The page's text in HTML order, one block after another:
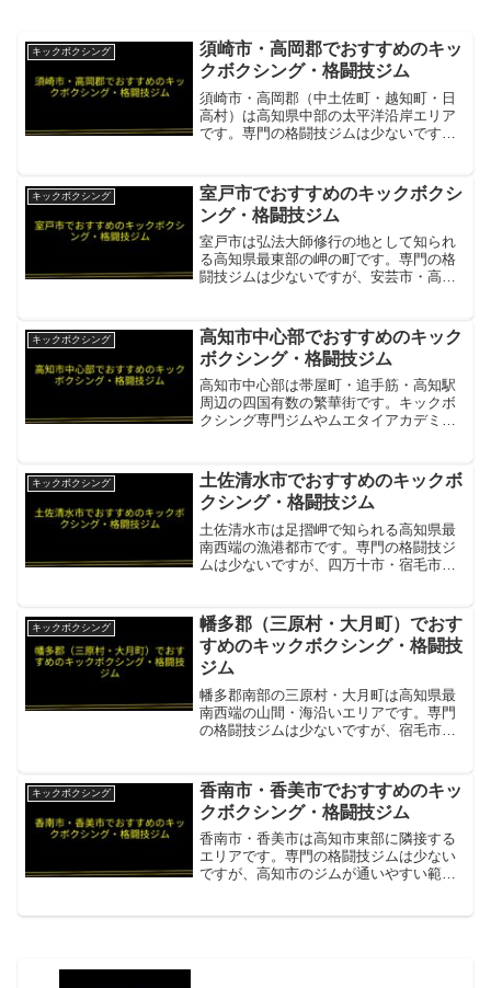
キックボクシング
須崎市・高岡郡でおすすめのキッ
クボクシング・格闘技ジム
須崎市・高岡郡（中土佐町・越知町・日
高村）は高知県中部の太平洋沿岸エリア
です。専門の格闘技ジムは少ないです
シングジム須崎市・高岡郡から車約20〜
30分の土佐市のキック...
キックボクシング
室戸市でおすすめのキックボクシ
ング・格闘技ジム
室戸市は弘法大師修行の地として知られ
る高知県最東部の岬の町です。専門の格
闘技ジムは少ないですが、安芸市・高知
約1時間30分の高知市。MMA・キックボ
クシング・柔術全ク...
キックボクシング
高知市中心部でおすすめのキック
ボクシング・格闘技ジム
高知市中心部は帯屋町・追手筋・高知駅
周辺の四国有数の繁華街です。キックボ
クシング専門ジムやムエタイアカデミー
ンプ高知ムエタイアカデミーキックボク
シング・ムエタイ・パーソ...
キックボクシング
土佐清水市でおすすめのキックボ
クシング・格闘技ジム
土佐清水市は足摺岬で知られる高知県最
南西端の漁港都市です。専門の格闘技ジ
ムは少ないですが、四万十市・宿毛市方
から車約1時間30分の土佐市。格安料金の
キックボクシング専...
キックボクシング
幡多郡（三原村・大月町）でおす
すめのキックボクシング・格闘技
ジム
幡多郡南部の三原村・大月町は高知県最
南西端の山間・海沿いエリアです。専門
の格闘技ジムは少ないですが、宿毛市・
郡南部から車約1時間30分〜2時間の土佐
市。格安料金のキッ...
キックボクシング
香南市・香美市でおすすめのキッ
クボクシング・格闘技ジム
香南市・香美市は高知市東部に隣接する
エリアです。専門の格闘技ジムは少ない
ですが、高知市のジムが通いやすい範囲